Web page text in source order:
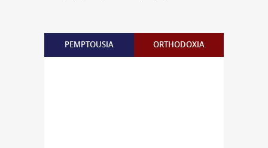
PEMPTOUSIA ORTHODOXIA